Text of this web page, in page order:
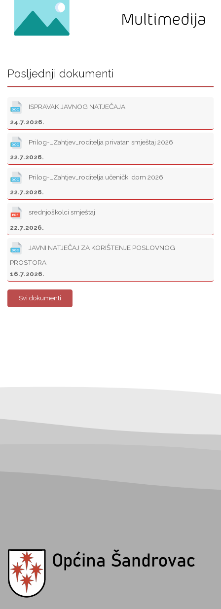
Posljednji dokumenti
ISPRAVAK JAVNOG NATJEČAJA
24.7.2026.
Prilog-_Zahtjev_roditelja privatan smještaj 2026
22.7.2026.
Prilog-_Zahtjev_roditelja učenički dom 2026
22.7.2026.
srednjoškolci smještaj
22.7.2026.
JAVNI NATJEČAJ ZA KORIŠTENJE POSLOVNOG
PROSTORA
16.7.2026.
Svi dokumenti